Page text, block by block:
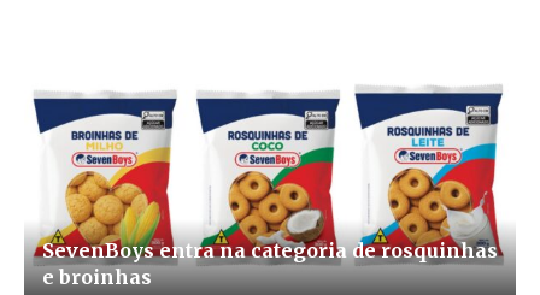
SevenBoys entra na categoria de rosquinhas
e broinhas